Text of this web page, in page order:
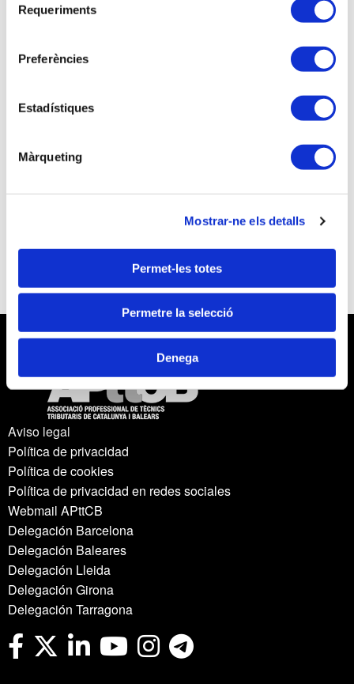
Requeriments
Preferències
Estadístiques
Màrqueting
Mostrar-ne els detalls
Permet-les totes
Permetre la selecció
Denega
inscripción como visitante
¿Quieres asociarte y beneficiarte de unas
Aviso legal
Política de privacidad
Política de cookies
Política de privacidad en redes sociales
Webmail APttCB
Delegación Barcelona
Delegación Baleares
Delegación Lleida
Delegación Girona
Delegación Tarragona